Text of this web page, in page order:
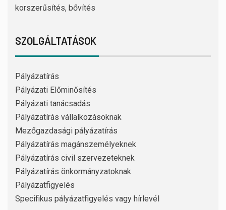
korszerűsítés, bővítés
SZOLGÁLTATÁSOK
Pályázatírás
Pályázati Előminősítés
Pályázati tanácsadás
Pályázatírás vállalkozásoknak
Mezőgazdasági pályázatírás
Pályázatírás magánszemélyeknek
Pályázatírás civil szervezeteknek
Pályázatírás önkormányzatoknak
Pályázatfigyelés
Specifikus pályázatfigyelés vagy hírlevél